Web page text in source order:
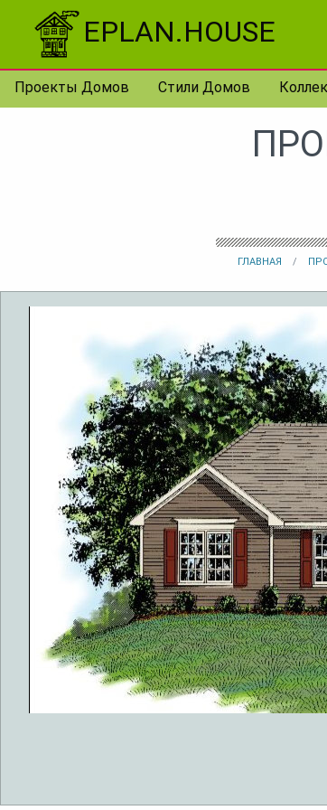
Перейти к контенту
EPLAN.HOUSE
Проекты Домов Стили Домов
ГЛАВНАЯ